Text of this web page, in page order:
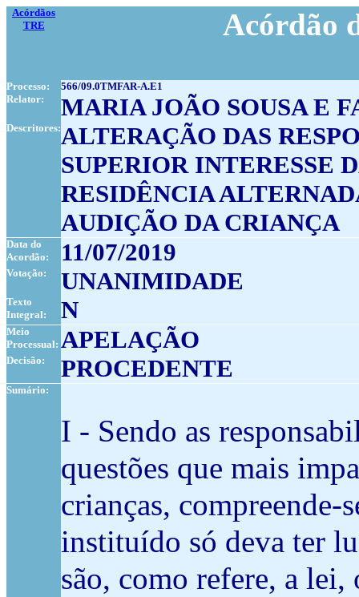
Acórdãos
TRE
Acórdão
Processo:
566/09.0TMFAR-A.E1
Relator:
MARIA JOÃO SOUSA E
Descritores:ALTERAÇÃO DAS
SUPERIOR INTERESSE
RESIDÊNCIA
AUDIÇÃO DA CRIANÇA
Data do
Acordão:
11/07/2019
Votação: UNANIMIDADE
Texto
Integral:
N
Meio
Processual: APELAÇÃO
Decisão: PROCEDENTE
Sumário:
I - Sendo as
questões que mais
crianças, compreende-
instituído só deva ter
são, como refere, a